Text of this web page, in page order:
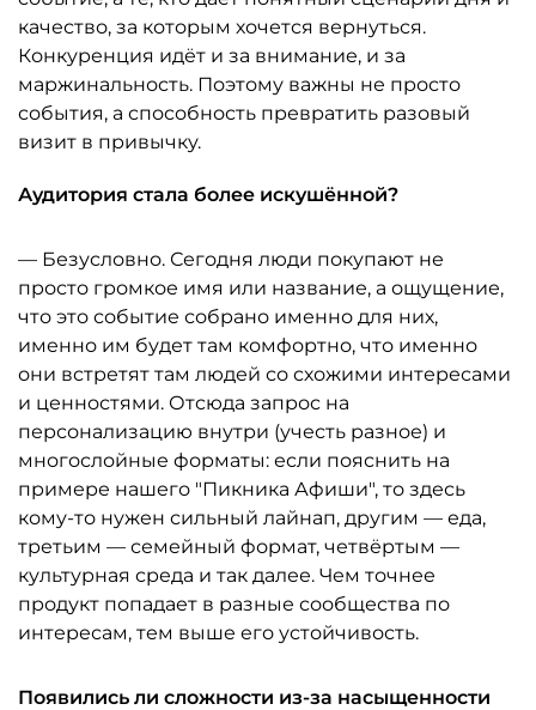
качество, за которым хочется вернуться.
Конкуренция идёт и за внимание, и за
маржинальность. Поэтому важны не просто
события, а способность превратить разовый
визит в привычку.
Аудитория стала более искушённой?
— Безусловно. Сегодня люди покупают не
просто громкое имя или название, а ощущение,
что это событие собрано именно для них,
именно им будет там комфортно, что именно
они встретят там людей со схожими интересами
и ценностями. Отсюда запрос на
персонализацию внутри (учесть разное) и
многослойные форматы: если пояснить на
примере нашего "Пикника Афиши", то здесь
кому-то нужен сильный лайнап, другим — еда,
третьим — семейный формат, четвёртым —
культурная среда и так далее. Чем точнее
продукт попадает в разные сообщества по
интересам, тем выше его устойчивость.
Появились ли сложности из-за насыщенности